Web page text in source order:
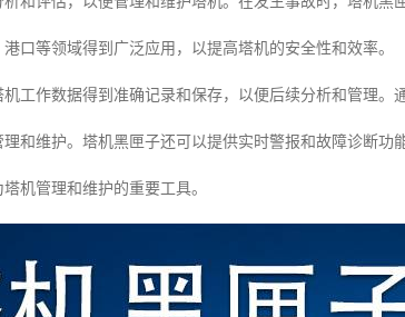
口等领域得到广泛应用，以提高塔机的安全性和效率。
工作数据得到准确记录和保存，以便后续分析和管理
和维护。塔机黑匣子还可以提供实时警报和故障诊断
机管理和维护的重要工具。